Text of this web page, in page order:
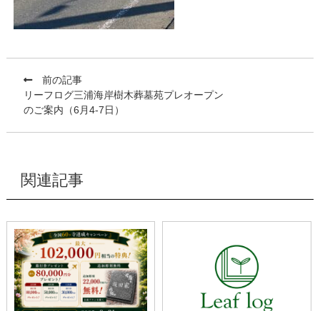
前の記事
リーフログ三浦海岸樹木葬墓苑プレオープン
のご案内（6月4-7日）
関連記事